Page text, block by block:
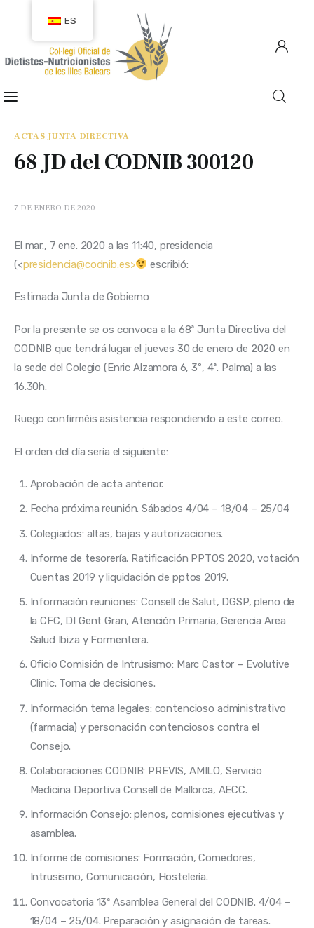
COLEGIADOS
EMPLEO
CIUDADANÍA
RECURSOS
ACTAS JUNTA DIRECTIVA
68 JD del CODNIB 300120
7 DE ENERO DE 2020
​El mar., 7 ene. 2020 a las 11:40, presidencia
(<presidencia@codnib.es> escribió:
Estimada Junta de Gobierno
Por la presente se os convoca a la 68ª Junta Directiva del
CODNIB que tendrá lugar el jueves 30 de enero de 2020 en
la sede del Colegio (Enric Alzamora 6, 3º, 4ª. Palma) a las
16.30h.
Ruego confirméis asistencia respondiendo a este correo.
El orden del día sería el siguiente:
Aprobación de acta anterior.
Fecha próxima reunión. Sábados 4/04 – 18/04 – 25/04
Colegiados: altas, bajas y autorizaciones.
Informe de tesorería. Ratificación PPTOS 2020, votación
Cuentas 2019 y liquidación de pptos 2019.
Información reuniones: Consell de Salut, DGSP, pleno de
la CFC, DI Gent Gran, Atención Primaria, Gerencia Area
Salud Ibiza y Formentera.
Oficio Comisión de Intrusismo: Marc Castor – Evolutive
Clinic. Toma de decisiones.
Información tema legales: contencioso administrativo
(farmacia) y personación contenciosos contra el
Consejo.
Colaboraciones CODNIB: PREVIS, AMILO, Servicio
Medicina Deportiva Consell de Mallorca, AECC.
Información Consejo: plenos, comisiones ejecutivas y
asamblea.
Informe de comisiones: Formación, Comedores,
Intrusismo, Comunicación, Hostelería.
Convocatoria 13ª Asamblea General del CODNIB. 4/04 –
18/04 – 25/04. Preparación y asignación de tareas.
ES